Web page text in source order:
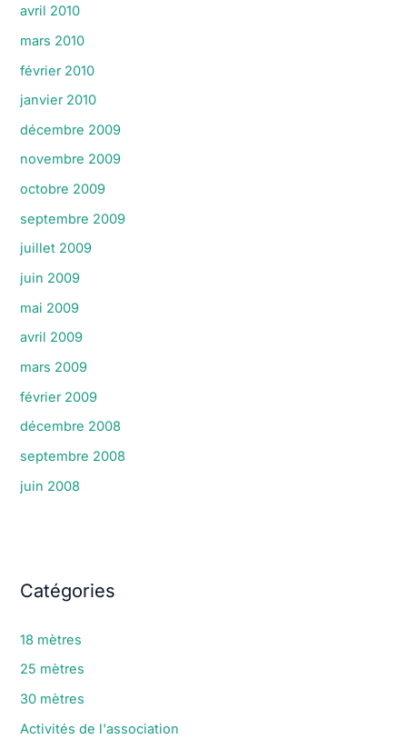
avril 2010
mars 2010
février 2010
janvier 2010
décembre 2009
novembre 2009
octobre 2009
septembre 2009
juillet 2009
juin 2009
mai 2009
avril 2009
mars 2009
février 2009
décembre 2008
septembre 2008
juin 2008
Catégories
18 mètres
25 mètres
30 mètres
Activités de l'association